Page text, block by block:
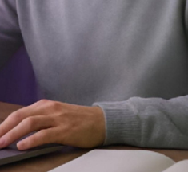
Desenvolvimento
Institucional 2023-2027